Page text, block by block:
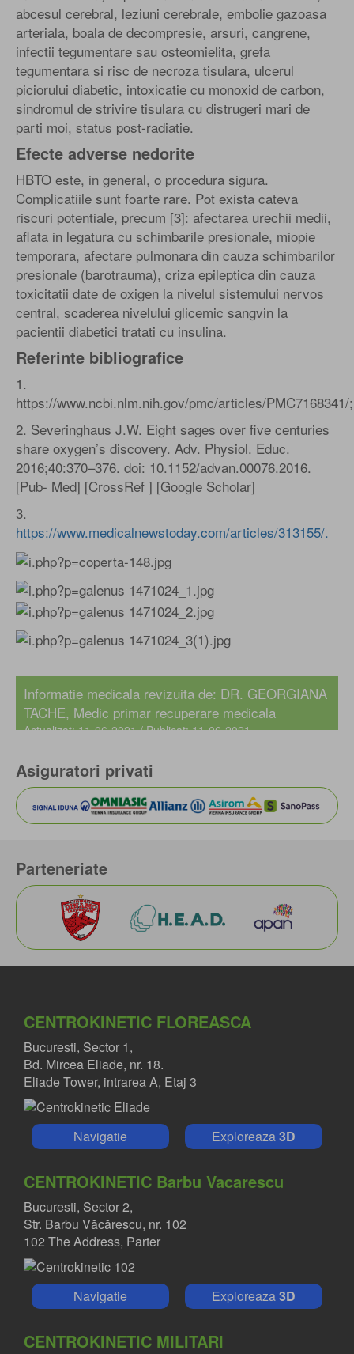
abcesul cerebral, leziuni cerebrale, embolie gazoasa
arteriala, boala de decompresie, arsuri, cangrene,
infectii tegumentare sau osteomielita, grefa
tegumentara si risc de necroza tisulara, ulcerul
piciorului diabetic, intoxicatie cu monoxid de carbon,
sindromul de strivire tisulara cu distrugeri mari de
parti moi, status post-radiatie.
Efecte adverse nedorite
HBTO este, in general, o procedura sigura.
Complicatiile sunt foarte rare. Pot exista cateva
riscuri potentiale, precum [3]: afectarea urechii medii,
aflata in legatura cu schimbarile presionale, miopie
temporara, afectare pulmonara din cauza schimbarilor
presionale (barotrauma), criza epileptica din cauza
toxicitatii date de oxigen la nivelul sistemului nervos
central, scaderea nivelului glicemic sangvin la
pacientii diabetici tratati cu insulina.
Referinte bibliografice
1.
https://www.ncbi.nlm.nih.gov/pmc/articles/PMC7168341/;
2. Severinghaus J.W. Eight sages over five centuries
share oxygen’s discovery. Adv. Physiol. Educ.
2016;40:370–376. doi: 10.1152/advan.00076.2016.
[Pub- Med] [CrossRef ] [Google Scholar]
3.
https://www.medicalnewstoday.com/articles/313155/.
Informatie medicala revizuita de: DR. GEORGIANA
TACHE, Medic primar recuperare medicala
Actualizat: 11-06-2021 / Publicat: 11-06-2021
Asiguratori privati
Parteneriate
CENTROKINETIC FLOREASCA
Bucuresti, Sector 1,
Bd. Mircea Eliade, nr. 18.
Eliade Tower, intrarea A, Etaj 3
Navigatie Exploreaza3D
CENTROKINETIC Barbu Vacarescu
Bucuresti, Sector 2,
Str. Barbu Văcărescu, nr. 102
102 The Address, Parter
Navigatie Exploreaza3D
CENTROKINETIC MILITARI